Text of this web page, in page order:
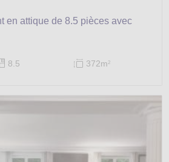
en attique de 8.5 pièces avec
8.5 372m2